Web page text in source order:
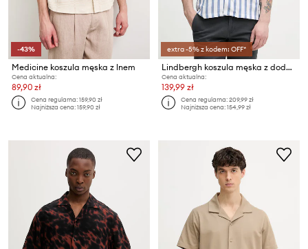
-43%
Medicine koszula męska z lnem
Cena aktualna:
89,90 zł
Cena regularna:159,90 zł
Najniższa cena:159,90 zł
extra -5% z kodem: OFF*
Lindbergh koszula męska z dodatkiem lnu
Cena aktualna:
139,99 zł
Cena regularna:209,99 zł
Najniższa cena:154,99 zł